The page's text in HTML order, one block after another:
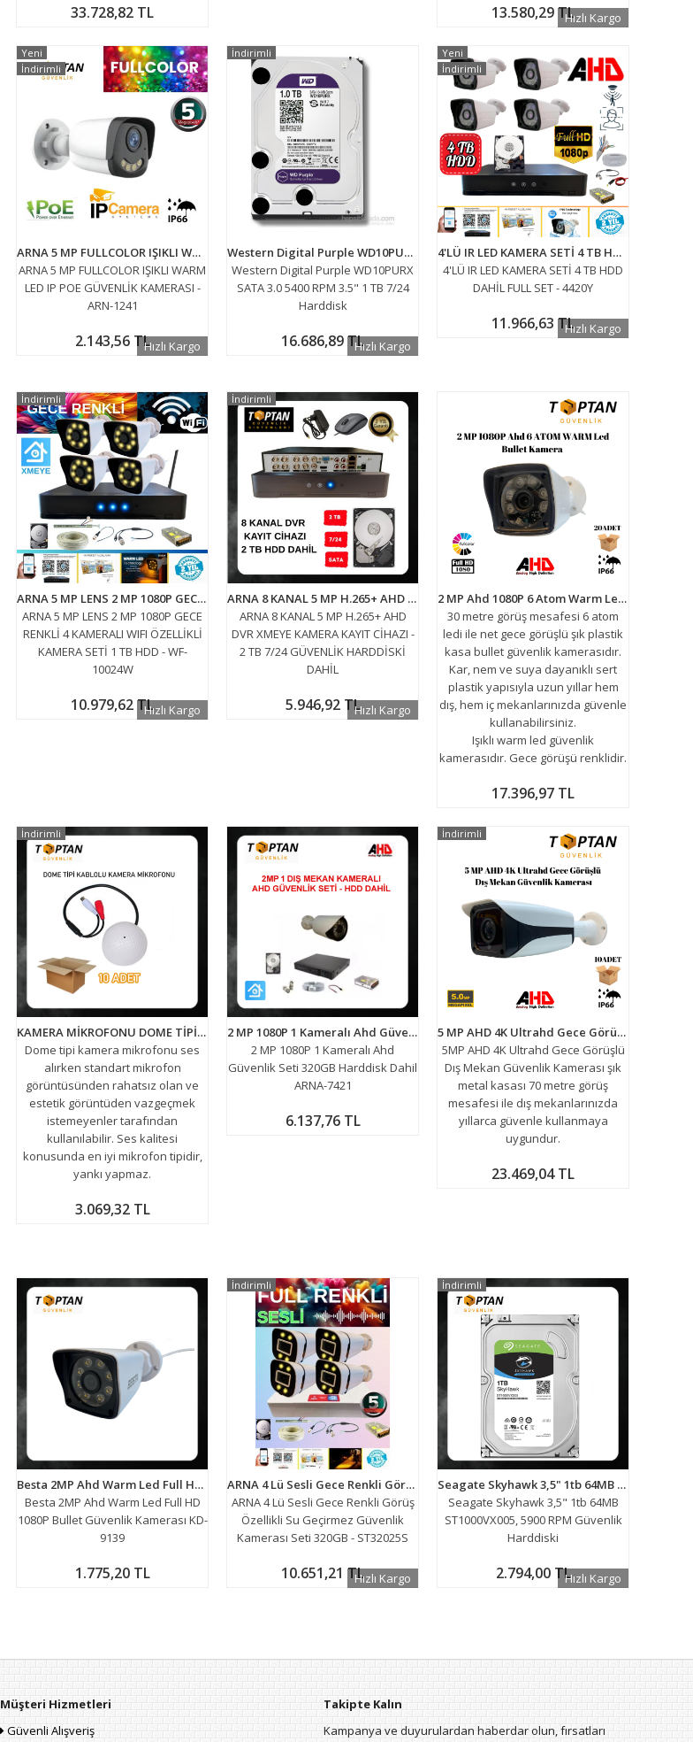
33.728,82 TL 13.580,29 TLHızlı Kargo
ARNA 5 MP FULLCOLOR IŞIKLI WARM LED IP POE GÜVENLİK KAMERASI - ARN-1241
ARNA 5 MP FULLCOLOR IŞIKLI WARM
LED IP POE GÜVENLİK KAMERASI -
ARN-1241
2.143,56 TL
Yeni
İndirimli
Hızlı Kargo
Western Digital Purple WD10PURX SATA 3.0 5400 RPM 3.5" 1 TB 7/24 Harddisk
Western Digital Purple WD10PURX
SATA 3.0 5400 RPM 3.5" 1 TB 7/24
Harddisk
16.686,89 TL
İndirimli
Hızlı Kargo
4'LÜ IR LED KAMERA SETİ 4 TB HDD DAHİL FULL SET - 4420Y
4'LÜ IR LED KAMERA SETİ 4 TB HDD
DAHİL FULL SET - 4420Y
11.966,63 TL
Yeni
İndirimli
Hızlı Kargo
ARNA 5 MP LENS 2 MP 1080P GECE RENKLİ 4 KAMERALI WIFI ÖZELLİKLİ KAMERA SETİ 1 TB HDD - WF-10024W
ARNA 5 MP LENS 2 MP 1080P GECE
RENKLİ 4 KAMERALI WIFI ÖZELLİKLİ
KAMERA SETİ 1 TB HDD - WF-
10024W
10.979,62 TL
İndirimli
Hızlı Kargo
ARNA 8 KANAL 5 MP H.265+ AHD DVR XMEYE KAMERA KAYIT CİHAZI - 2 TB 7/24 GÜVENLİK HARDDİSKİ DAHİL
ARNA 8 KANAL 5 MP H.265+ AHD
DVR XMEYE KAMERA KAYIT CİHAZI -
2 TB 7/24 GÜVENLİK HARDDİSKİ
DAHİL
5.946,92 TL
İndirimli
Hızlı Kargo
2 MP Ahd 1080P 6 Atom Warm Led Bullet Güvenlik Kamerası ARNA-2016 20 Adet Avantajlı Koli
30 metre görüş mesafesi 6 atom
ledi ile net gece görüşlü şık plastik
kasa bullet güvenlik kamerasıdır.
Kar, nem ve suya dayanıklı sert
plastik yapısıyla uzun yıllar hem
dış, hem iç mekanlarınızda güvenle
kullanabilirsiniz.
Işıklı warm led güvenlik
kamerasıdır. Gece görüşü renklidir.
17.396,97 TL
KAMERA MİKROFONU DOME TİPİ KABLOLU ARNA-6106 10 ADET EKONOMİK PAKET
Dome tipi kamera mikrofonu ses
alırken standart mikrofon
görüntüsünden rahatsız olan ve
estetik görüntüden vazgeçmek
istemeyenler tarafından
kullanılabilir. Ses kalitesi
konusunda en iyi mikrofon tipidir,
yankı yapmaz.
3.069,32 TL
İndirimli
2 MP 1080P 1 Kameralı Ahd Güvenlik Seti 320GB Harddisk Dahil ARNA-7421
2 MP 1080P 1 Kameralı Ahd
Güvenlik Seti 320GB Harddisk Dahil
ARNA-7421
6.137,76 TL
5 MP AHD 4K Ultrahd Gece Görüşlü Dış Mekan Güvenlik Kamerası 10 ADET AVANTAJLI KOLİ ARNA-2095
5MP AHD 4K Ultrahd Gece Görüşlü
Dış Mekan Güvenlik Kamerası şık
metal kasası 70 metre görüş
mesafesi ile dış mekanlarınızda
yıllarca güvenle kullanmaya
uygundur.
23.469,04 TL
İndirimli
Besta 2MP Ahd Warm Led Full HD 1080P Bullet Güvenlik Kamerası KD-9139
Besta 2MP Ahd Warm Led Full HD
1080P Bullet Güvenlik Kamerası KD-
9139
1.775,20 TL
ARNA 4 Lü Sesli Gece Renkli Görüş Özellikli Su Geçirmez Güvenlik Kamerası Seti 320GB - ST32025S
ARNA 4 Lü Sesli Gece Renkli Görüş
Özellikli Su Geçirmez Güvenlik
Kamerası Seti 320GB - ST32025S
10.651,21 TL
İndirimli
Hızlı Kargo
Seagate Skyhawk 3,5" 1tb 64MB ST1000VX005, 5900 RPM Güvenlik Harddiski
Seagate Skyhawk 3,5" 1tb 64MB
ST1000VX005, 5900 RPM Güvenlik
Harddiski
2.794,00 TL
İndirimli
Hızlı Kargo
Müşteri Hizmetleri
Güvenli Alışveriş
Takipte Kalın
Kampanya ve duyurulardan haberdar olun, fırsatları